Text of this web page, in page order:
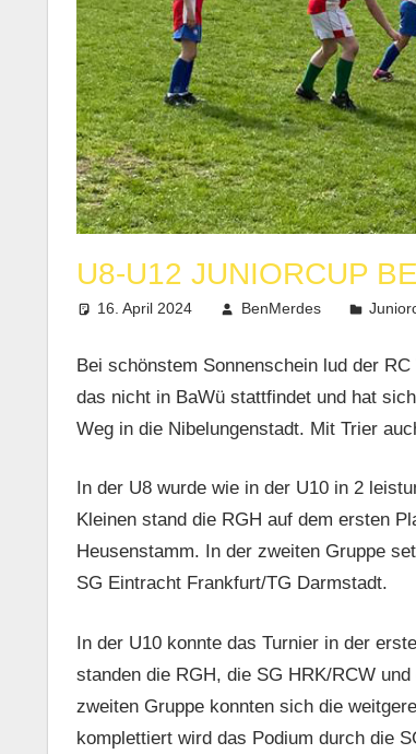
U8-U12 JUNIORCUP
16. April 2024 BenMerdes
Bei schönstem Sonnenschein lud der
das nicht in BaWü stattfindet und hat
Weg in die Nibelungenstadt. Mit Trier
In der U8 wurde wie in der U10 in 2
Kleinen stand die RGH auf dem ersten
Heusenstamm. In der zweiten Gruppe
SG Eintracht Frankfurt/TG Darmstadt.
In der U10 konnte das Turnier in der
standen die RGH, die SG HRK/RCW
zweiten Gruppe konnten sich die
komplettiert wird das Podium durch die